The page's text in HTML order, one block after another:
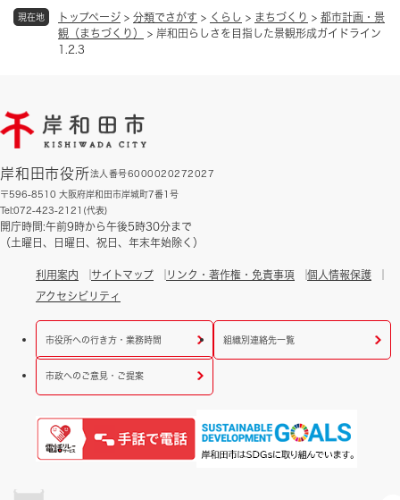
現在地 トップページ > 分類でさがす > くらし > まちづくり > 都市計画・景
観（まちづくり）
> 岸和田らしさを目指した景観形成ガイドライン
1.2.3
岸和田市役所法人番号6000020272027
〒596-8510 大阪府岸和田市岸城町7番1号
Tel:072-423-2121(代表)
開庁時間:午前9時から午後5時30分まで
（土曜日、日曜日、祝日、年末年始除く）
利用案内 サイトマップ リンク・著作権・免責事項
個人情報保護
アクセシビリティ
市役所への行き方・業務時間 組織別連絡先一覧
市政へのご意見・ご提案